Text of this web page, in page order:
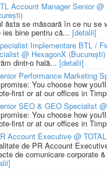
Account Manager Senior @
ăsta se măsoară în ce nu se
ies bine pentru că... [detalii]
Implementare BTL /
@ HexagonX (București)
dintr-o hală... [detalii]
Performance Marketing
You choose how
first or at our offices in
SEO & GEO Specialist
You choose how
first or at our offices in
Account Executive @
de PR Account
de comunicare corporate